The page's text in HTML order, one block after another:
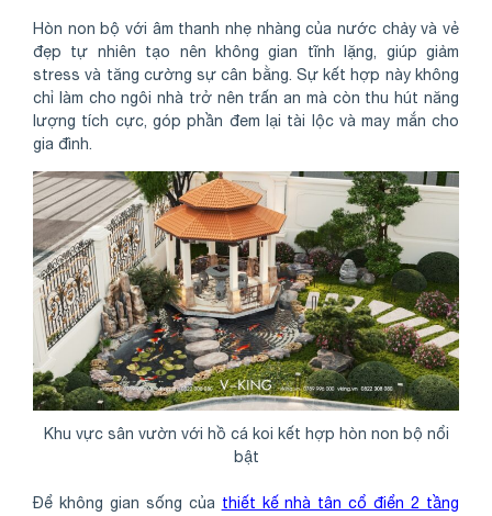
Hòn non bộ với âm thanh nhẹ nhàng của nước chảy và vẻ
đẹp tự nhiên tạo nên không gian tĩnh lặng, giúp giảm
stress và tăng cường sự cân bằng. Sự kết hợp này không
chỉ làm cho ngôi nhà trở nên trấn an mà còn thu hút năng
lượng tích cực, góp phần đem lại tài lộc và may mắn cho
gia đình.
Khu vực sân vườn với hồ cá koi kết hợp hòn non bộ nổi
bật
Để không gian sống của thiết kế nhà tân cổ điển 2 tầng